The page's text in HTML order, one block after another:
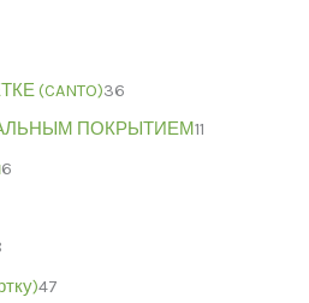
(CANTO)36
ПОКРЫТИЕМ11
6
47